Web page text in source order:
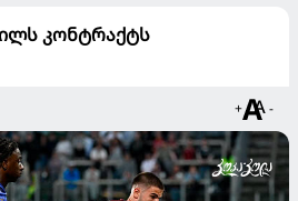
კონტრაქტს
+ -